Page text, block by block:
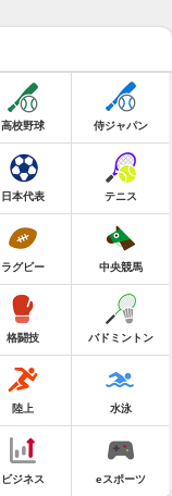
高校野球 侍ジャパン
日本代表 テニス
ラグビー 中央競馬
格闘技 バドミントン
陸上 水泳
ビジネス eスポーツ